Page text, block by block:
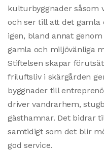
kulturbyggnader såsom
och ser till att det gamla
igen, bland annat
gamla och miljövänliga
Stiftelsen skapar
friluftsliv i skärgården
byggnader till
driver vandrarhem,
gästhamnar. Det bidrar
samtidigt som det blir
god service.